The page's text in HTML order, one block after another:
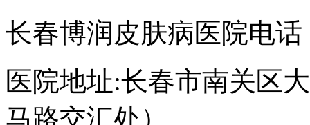
长春博润皮肤病医院电话
医院地址:长春市南关区
马路交汇处）